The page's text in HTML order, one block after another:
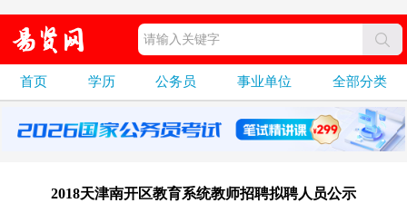
首页 学历 公务员 事业单位 全部分类
2018天津南开区教育系统教师招聘拟聘人员公示